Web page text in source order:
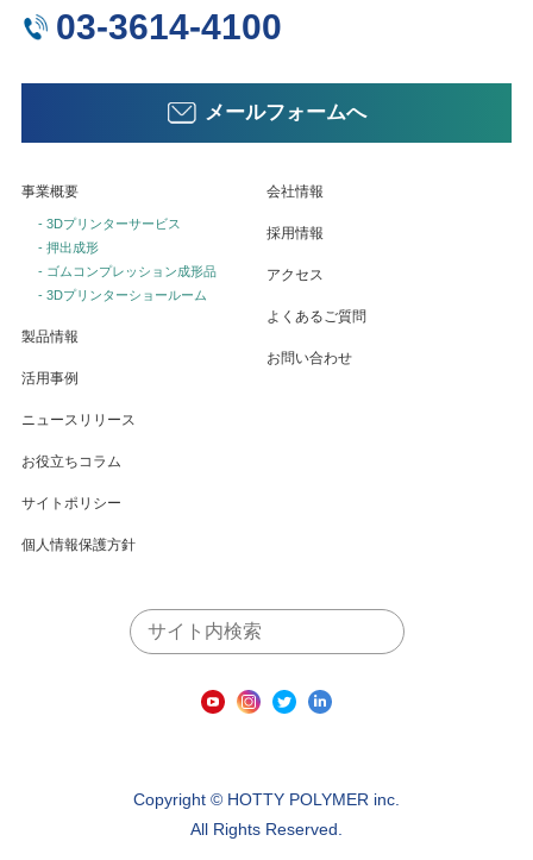
03-3614-4100
メールフォームへ
事業概要
- 3Dプリンターサービス
- 押出成形
- ゴムコンプレッション成形品
- 3Dプリンターショールーム
製品情報
活用事例
ニュースリリース
お役立ちコラム
会社情報
採用情報
アクセス
よくあるご質問
お問い合わせ
サイトポリシー
個人情報保護方針
Copyright ©️ HOTTY POLYMER inc.
All Rights Reserved.